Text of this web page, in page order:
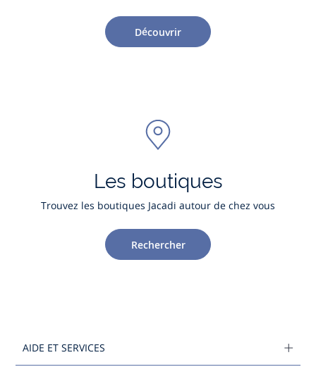
Découvrir
Les boutiques
Trouvez les boutiques Jacadi autour de chez vous
Rechercher
AIDE ET SERVICES